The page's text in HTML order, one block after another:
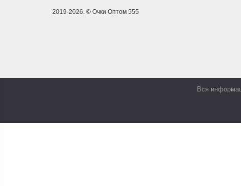
2019-2026. © Очки Оптом 555
Вся